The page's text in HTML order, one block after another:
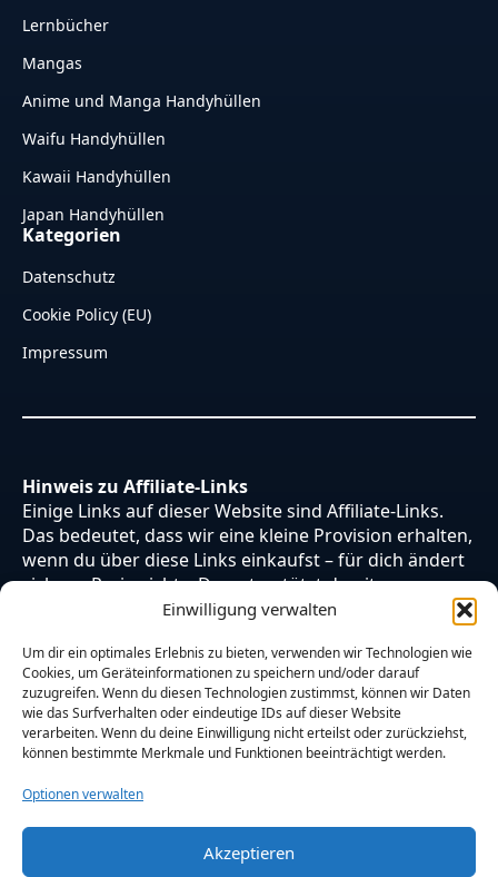
Einwilligung verwalten
Um dir ein optimales Erlebnis zu bieten, verwenden wir Technologien wie
Cookies, um Geräteinformationen zu speichern und/oder darauf
zuzugreifen. Wenn du diesen Technologien zustimmst, können wir Daten
wie das Surfverhalten oder eindeutige IDs auf dieser Website
verarbeiten. Wenn du deine Einwilligung nicht erteilst oder zurückziehst,
können bestimmte Merkmale und Funktionen beeinträchtigt werden.
Optionen verwalten
Akzeptieren
Lernbücher
Mangas
Anime und Manga Handyhüllen
Waifu Handyhüllen
Kawaii Handyhüllen
Japan Handyhüllen
Kategorien
Datenschutz
Cookie Policy (EU)
Impressum
Hinweis zu Affiliate-Links
Einige Links auf dieser Website sind Affiliate-Links.
Das bedeutet, dass wir eine kleine Provision erhalten,
wenn du über diese Links einkaufst – für dich ändert
sich am Preis nichts. Du unterstützt damit unsere
Arbeit. Vielen Dank dafür!
© 2026 Otaku Japan. Alle Rechte vorbehalten.